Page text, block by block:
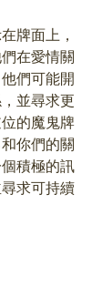
牌面上，
在愛情關
們可能開
並尋求更
的魔鬼牌
你們的關
積極的訊
求可持續